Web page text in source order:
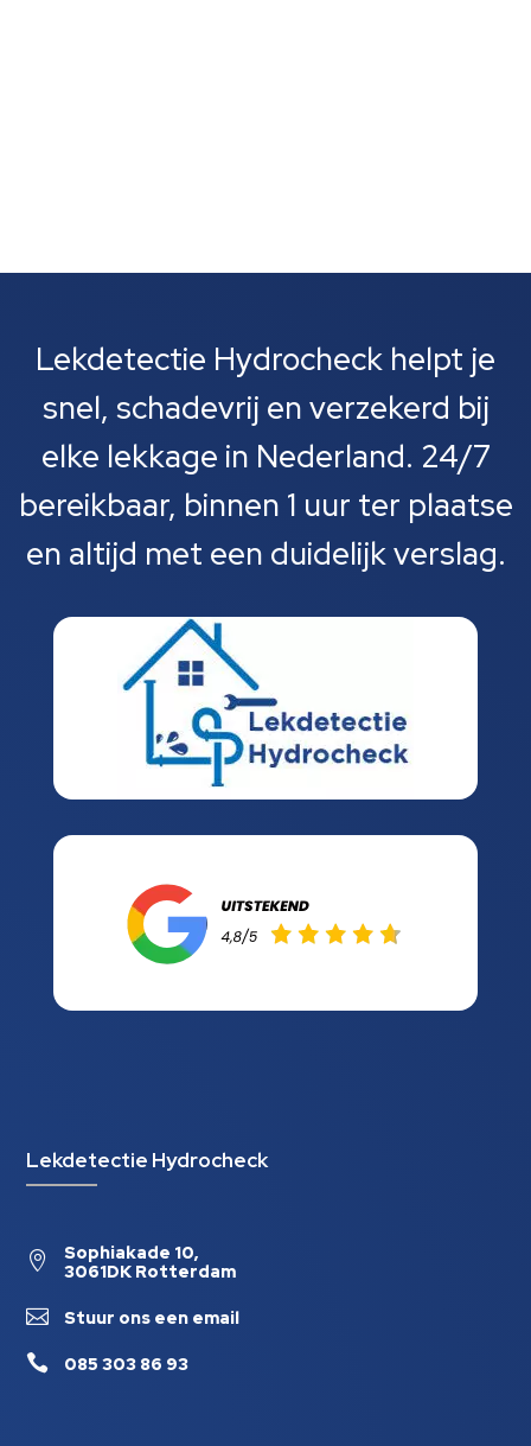
Lekdetectie Hydrocheck helpt je
snel, schadevrij en verzekerd bij
elke lekkage in Nederland. 24/7
bereikbaar, binnen 1 uur ter plaatse
en altijd met een duidelijk verslag.
Lekdetectie Hydrocheck

Sophiakade 10,
3061DK Rotterdam
 Stuur ons een email
 085 303 86 93